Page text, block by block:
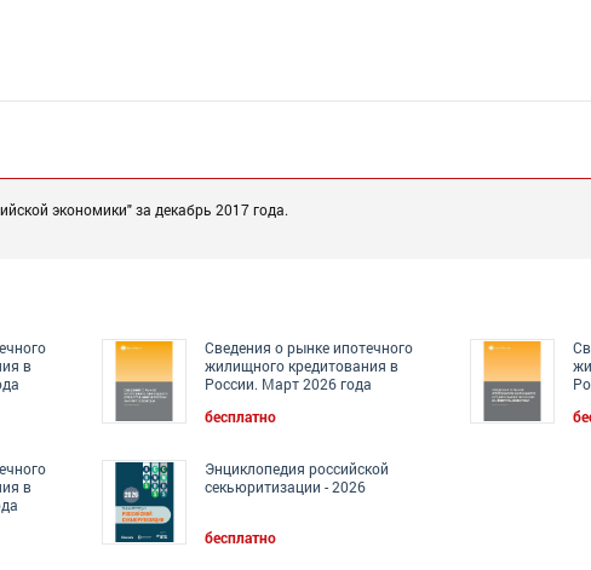
экономики" за декабрь 2017 года.
в
Сведения о рынке ипотечного
жилищного кредитования в
России. Март 2026 года
бесплатно
в
Энциклопедия российской
секьюритизации - 2026
бесплатно